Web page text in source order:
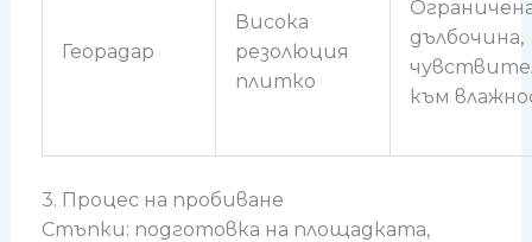
Георадар
Висока
резолюция
плитко
дълбочина,
към
3. Процес на пробиване
Стъпки: подготовка на площадката,